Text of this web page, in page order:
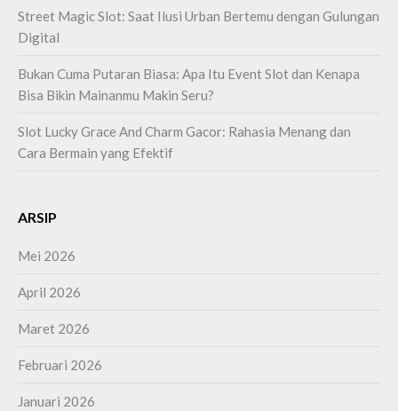
Street Magic Slot: Saat Ilusi Urban Bertemu dengan Gulungan
Digital
Bukan Cuma Putaran Biasa: Apa Itu Event Slot dan Kenapa
Bisa Bikin Mainanmu Makin Seru?
Slot Lucky Grace And Charm Gacor: Rahasia Menang dan
Cara Bermain yang Efektif
ARSIP
Mei 2026
April 2026
Maret 2026
Februari 2026
Januari 2026